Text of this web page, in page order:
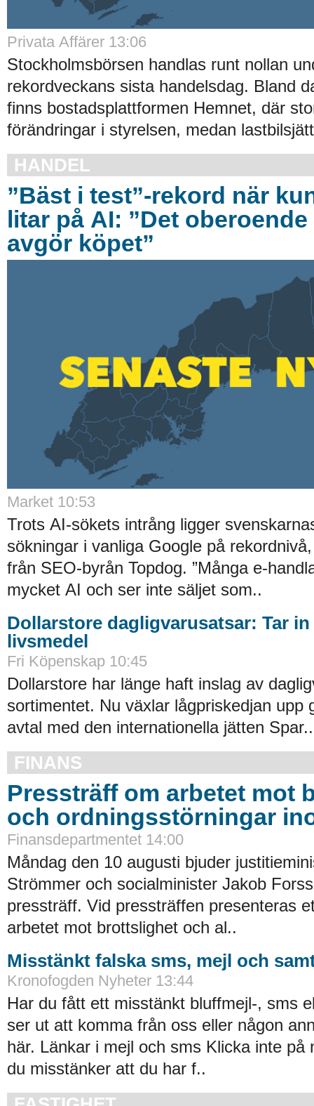
Privata Affärer 13:06
Stockholmsbörsen handlas runt nollan
rekordveckans sista handelsdag. Bland
finns bostadsplattformen Hemnet, där
förändringar i styrelsen, medan
HANDEL
”Bäst i test”-rekord när
litar på AI: ”Det
avgör köpet”
Market 10:53
Trots AI-sökets intrång ligger
sökningar i vanliga Google på
från SEO-byrån Topdog. ”Många e-
mycket AI och ser inte säljet som..
Dollarstore dagligvarusatsar: Tar in
livsmedel
Fri Köpenskap 10:45
Dollarstore har länge haft inslag av
sortimentet. Nu växlar lågpriskedjan upp
avtal med den internationella jätten
FINANS
Pressträff om arbetet mot
och ordningsstörningar
Finansdepartmentet 14:00
Måndag den 10 augusti bjuder
Strömmer och socialminister Jakob
pressträff. Vid pressträffen presenteras
arbetet mot brottslighet och al..
Misstänkt falska sms, mejl och
Kronofogden Nyheter 13:44
Har du fått ett misstänkt bluffmejl-, sms
ser ut att komma från oss eller någon
här. Länkar i mejl och sms Klicka inte på
du misstänker att du har f..